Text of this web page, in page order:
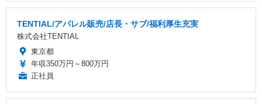
TENTIAL/アパレル販売/店長・サブ/福利厚生充実
株式会社TENTIAL
東京都
年収350万円～800万円
正社員